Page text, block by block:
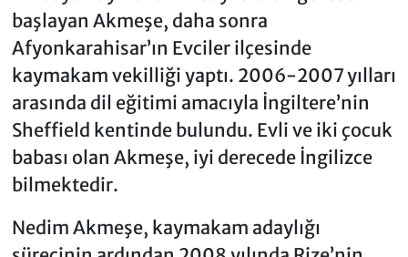
başlayan Akmeşe, daha sonra
Afyonkarahisar’ın Evciler ilçesinde
kaymakam vekilliği yaptı. 2006-2007 yılları
arasında dil eğitimi amacıyla İngiltere’nin
Sheffield kentinde bulundu. Evli ve iki çocuk
babası olan Akmeşe, iyi derecede İngilizce
bilmektedir.
Nedim Akmeşe, kaymakam adaylığı